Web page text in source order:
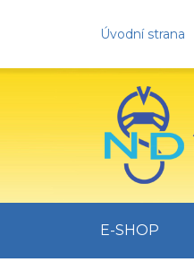
Úvodní strana
E-SHOP